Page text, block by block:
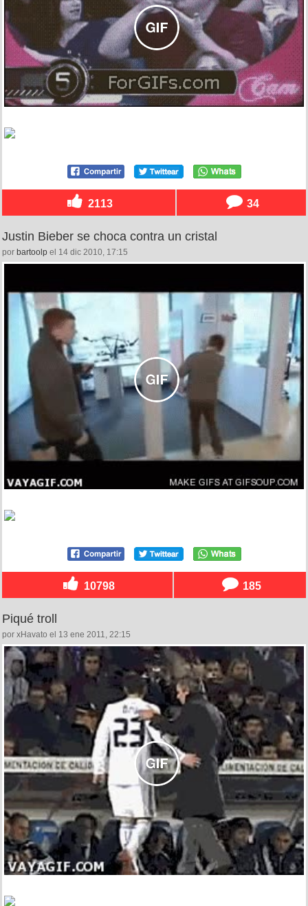
2113 34
Justin Bieber se choca contra un cristal
por bartoolp el 14 dic 2010, 17:15
10798 185
Piqué troll
por xHavato el 13 ene 2011, 22:15